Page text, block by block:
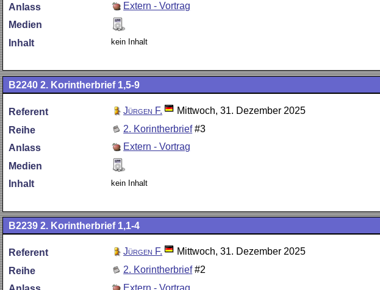
Anlass
Extern - Vortrag
Medien
Inhalt
kein Inhalt
B2240 2. Korintherbrief 1,5-9
Referent Jürgen F.
Mittwoch, 31. Dezember 2025
Reihe
2. Korintherbrief#3
Anlass
Extern - Vortrag
Medien
Inhalt
kein Inhalt
B2239 2. Korintherbrief 1,1-4
Referent Jürgen F.
Mittwoch, 31. Dezember 2025
Reihe
2. Korintherbrief#2
Extern - Vortrag